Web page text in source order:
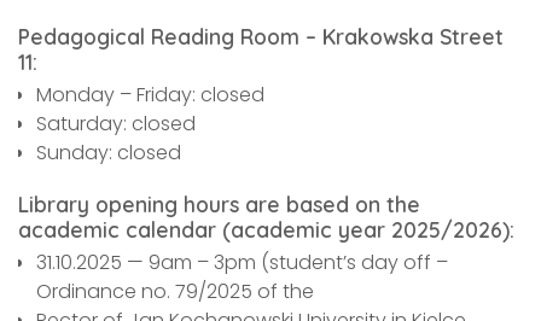
Pedagogical Reading Room – Krakowska Street
11:
Monday – Friday: closed
Saturday: closed
Sunday: closed
Library opening hours are based on the
academic calendar (academic year 2025/2026):
31.10.2025 — 9am – 3pm (student’s day off –
Ordinance no. 79/2025 of the